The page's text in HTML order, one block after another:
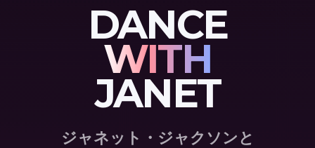
DANCE
WITH
JANET
ジャネット・ジャクソンと